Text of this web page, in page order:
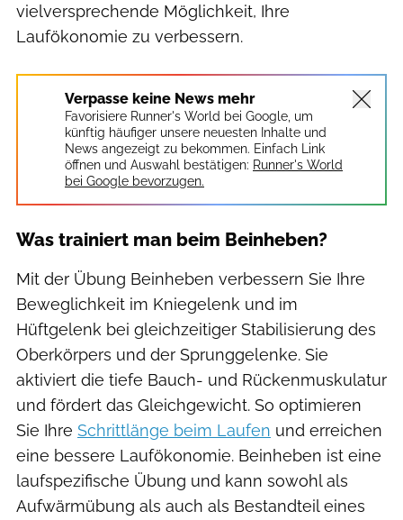
vielversprechende Möglichkeit, Ihre
Laufökonomie zu verbessern.
Verpasse keine News mehr
Favorisiere Runner's World bei Google, um
künftig häufiger unsere neuesten Inhalte und
News angezeigt zu bekommen. Einfach Link
öffnen und Auswahl bestätigen: Runner's World
bei Google bevorzugen.
Was trainiert man beim Beinheben?
Mit der Übung Beinheben verbessern Sie Ihre
Beweglichkeit im Kniegelenk und im
Hüftgelenk bei gleichzeitiger Stabilisierung des
Oberkörpers und der Sprunggelenke. Sie
aktiviert die tiefe Bauch- und Rückenmuskulatur
und fördert das Gleichgewicht. So optimieren
Sie Ihre Schrittlänge beim Laufen und erreichen
eine bessere Laufökonomie. Beinheben ist eine
laufspezifische Übung und kann sowohl als
Aufwärmübung als auch als Bestandteil eines